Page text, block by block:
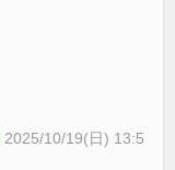
2025/10/19(日) 13:5